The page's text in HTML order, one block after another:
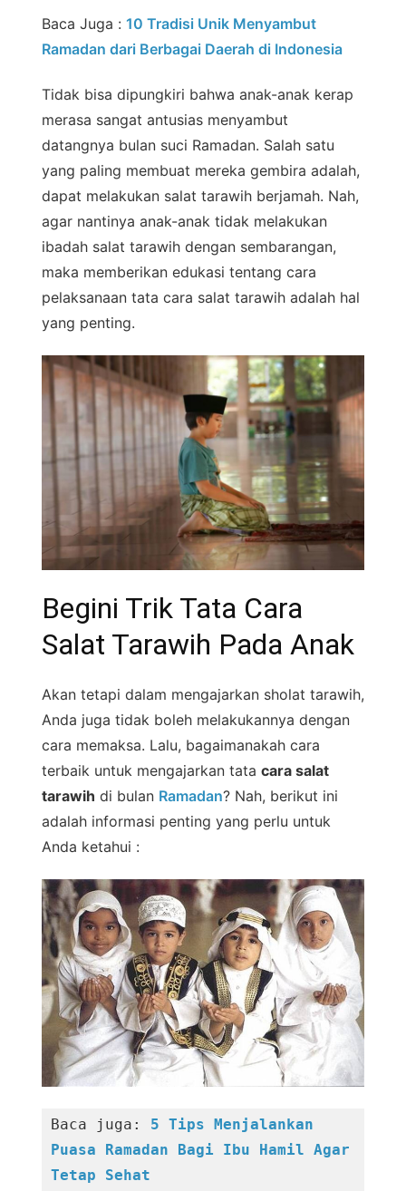
Baca Juga : 10 Tradisi Unik Menyambut
Ramadan dari Berbagai Daerah di Indonesia
Tidak bisa dipungkiri bahwa anak-anak kerap
merasa sangat antusias menyambut
datangnya bulan suci Ramadan. Salah satu
yang paling membuat mereka gembira adalah,
dapat melakukan salat tarawih berjamah. Nah,
agar nantinya anak-anak tidak melakukan
ibadah salat tarawih dengan sembarangan,
maka memberikan edukasi tentang cara
pelaksanaan tata cara salat tarawih adalah hal
yang penting.
Begini Trik Tata Cara
Salat Tarawih Pada Anak
Akan tetapi dalam mengajarkan sholat tarawih,
Anda juga tidak boleh melakukannya dengan
cara memaksa. Lalu, bagaimanakah cara
terbaik untuk mengajarkan tata cara salat
tarawih di bulan Ramadan? Nah, berikut ini
adalah informasi penting yang perlu untuk
Anda ketahui :
Baca juga: 5 Tips Menjalankan
Puasa Ramadan Bagi Ibu Hamil Agar
Tetap Sehat